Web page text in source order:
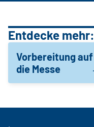
Entdecke mehr:
Vorbereitung auf
die Messe